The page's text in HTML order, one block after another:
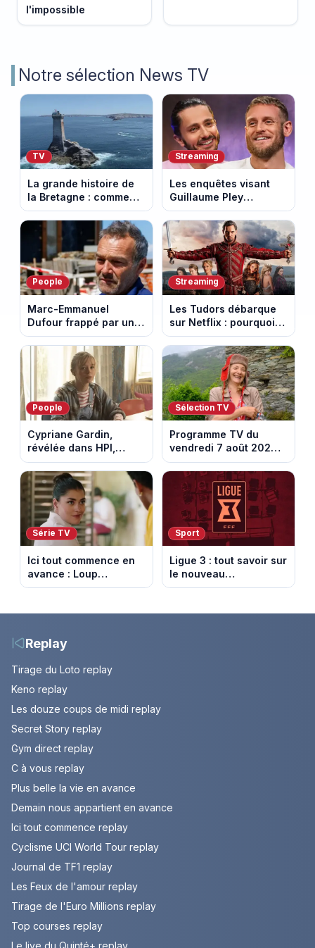
l'impossible
Notre sélection News TV
TV
La grande histoire de
la Bretagne : comment
les Bretons ont
défendu leur culture
au fil des décennies
Streaming
Les enquêtes visant
Guillaume Pley
poussent Ragnar Le
Breton à quitter la
tournée Legend
People
Marc-Emmanuel
Dufour frappé par un
terrible incendie : son
chalet part en fumée
Streaming
Les Tudors débarque
sur Netflix : pourquoi la
série n’a rien perdu de
son pouvoir
People
Cypriane Gardin,
révélée dans HPI,
lance une cagnotte
après des difficultés
financières
Sélection TV
Programme TV du
vendredi 7 août 2026 :
notre sélection pour
votre soirée télé
Série TV
Ici tout commence en
avance : Loup
découvre la trahison
10 août 2026 (spoiler)
Sport
Ligue 3 : tout savoir sur
le nouveau
championnat qui
Replay
Tirage du Loto replay
Keno replay
Les douze coups de midi replay
Secret Story replay
Gym direct replay
C à vous replay
Plus belle la vie en avance
Demain nous appartient en avance
Ici tout commence replay
Cyclisme UCI World Tour replay
Journal de TF1 replay
Les Feux de l'amour replay
Tirage de l'Euro Millions replay
Top courses replay
Le live du Quinté+ replay